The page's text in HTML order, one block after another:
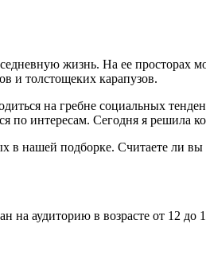
жизнь. На ее
и толстощеких карапузов.
на гребне социальных
по интересам. Сегодня я решила
в нашей подборке. Считаете ли
на аудиторию в возрасте от 12